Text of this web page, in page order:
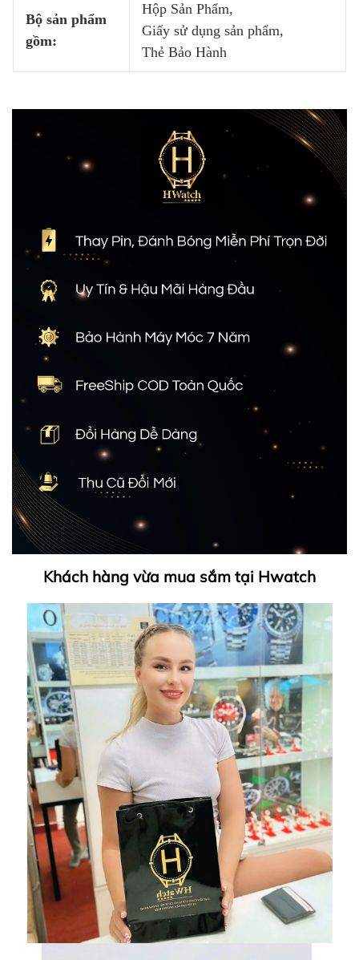
Bộ sản phẩm
gồm:
Hộp Sản Phẩm,
Giấy sử dụng sản phẩm,
Thẻ Bảo Hành
Khách hàng vừa mua sắm tại Hwatch